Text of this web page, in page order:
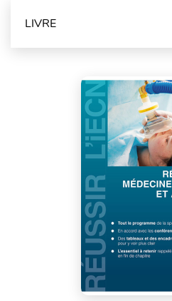
LIVRE